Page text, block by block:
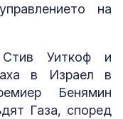
на
Стив Уиткоф и
в Израел в
Бенямин
Газа, според